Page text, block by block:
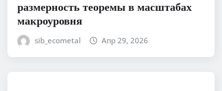
размерность теоремы в масштабах
макроуровня
sib_ecometal Апр 29, 2026